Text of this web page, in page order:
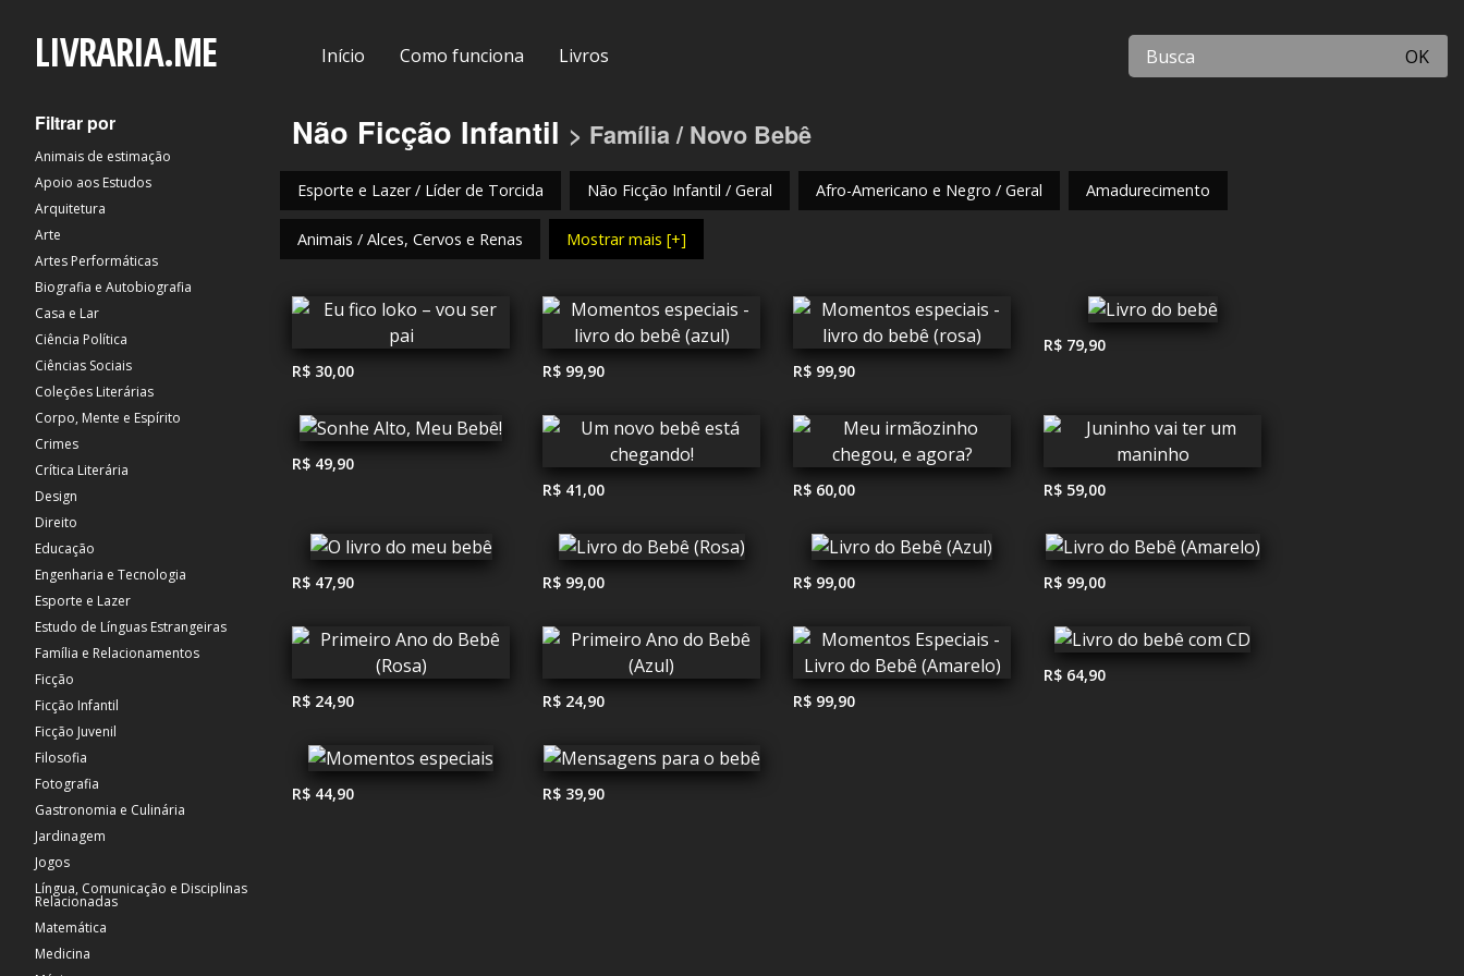
LIVRARIA.ME Início Como funciona Livros OK
Filtrar por
Animais de estimação
Apoio aos Estudos
Arquitetura
Arte
Artes Performáticas
Biografia e Autobiografia
Casa e Lar
Ciência Política
Ciências Sociais
Coleções Literárias
Corpo, Mente e Espírito
Crimes
Crítica Literária
Design
Direito
Educação
Engenharia e Tecnologia
Esporte e Lazer
Estudo de Línguas Estrangeiras
Família e Relacionamentos
Ficção
Ficção Infantil
Ficção Juvenil
Filosofia
Fotografia
Gastronomia e Culinária
Jardinagem
Jogos
Língua, Comunicação e Disciplinas
Relacionadas
Matemática
Medicina
Não Ficção Infantil > Família / Novo Bebê
Esporte e Lazer / Líder de Torcida Não Ficção Infantil / Geral Afro-Americano e Negro / Geral Amadurecimento
Animais / Alces, Cervos e Renas Mostrar mais [+]
R$ 30,00 R$ 99,90 R$ 99,90
R$ 79,90
R$ 49,90
R$ 41,00
R$ 60,00 R$ 59,00
R$ 47,90 R$ 99,00 R$ 99,00 R$ 99,00
R$ 24,90 R$ 24,90 R$ 99,90
R$ 64,90
R$ 44,90 R$ 39,90